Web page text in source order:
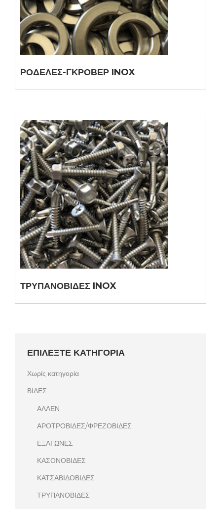
ΡΟΔΕΛΕΣ-ΓΚΡΟΒΕΡ INOX
ΤΡΥΠΑΝΟΒΙΔΕΣ INOX
ΕΠΙΛΕΞΤΕ ΚΑΤΗΓΟΡΙΑ
Χωρίς κατηγορία
ΒΙΔΕΣ
ΑΛΛΕΝ
ΑΡΟΤΡΟΒΙΔΕΣ/ΦΡΕΖΟΒΙΔΕΣ
ΕΞΑΓΩΝΕΣ
ΚΑΣΟΝΟΒΙΔΕΣ
ΚΑΤΣΑΒΙΔΟΒΙΔΕΣ
ΤΡΥΠΑΝΟΒΙΔΕΣ